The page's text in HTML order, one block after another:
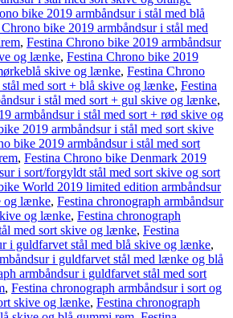
bike 2019 armbåndsur i stål med blå
bike 2019 armbåndsur i stål med
, Festina Chrono bike 2019 armbåndsur
og lænke, Festina Chrono bike 2019
skive og lænke, Festina Chrono
med sort + blå skive og lænke, Festina
i stål med sort + gul skive og lænke,
armbåndsur i stål med sort + rød skive og
2019 armbåndsur i stål med sort skive
bike 2019 armbåndsur i stål med sort
, Festina Chrono bike Denmark 2019
i sort/forgyldt stål med sort skive og sort
World 2019 limited edition armbåndsur
og lænke, Festina chronograph armbåndsur
og lænke, Festina chronograph
med sort skive og lænke, Festina
i guldfarvet stål med blå skive og lænke,
i guldfarvet stål med lænke og blå
armbåndsur i guldfarvet stål med sort
, Festina chronograph armbåndsur i sort og
skive og lænke, Festina chronograph